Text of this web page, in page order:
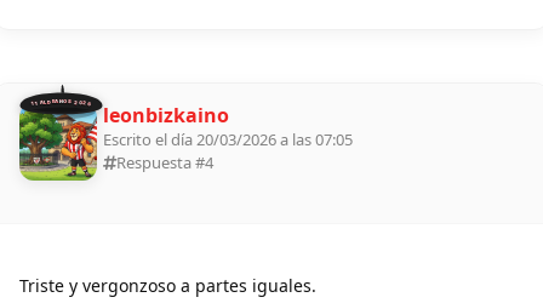
11 ALDEANOS 2026 leonbizkaino
Escrito el día 20/03/2026 a las 07:05
Respuesta #4
Triste y vergonzoso a partes iguales.